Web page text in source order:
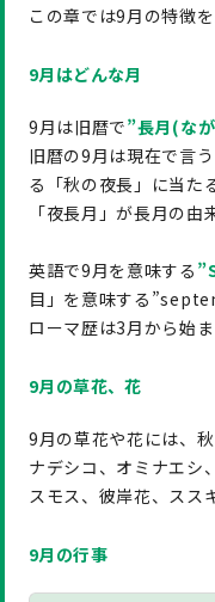
この章では9月の特徴を
9月はどんな月
9月は旧暦で”長月(な
旧暦の9月は現在で言
る「秋の夜長」に当た
「夜長月」が長月の由
英語で9月を意味する
目」を意味する
ローマ歴は3月から始
9月の草花、花
9月の草花や花には、
ナデシコ、オミナエシ
スモス、彼岸花、スス
9月の行事